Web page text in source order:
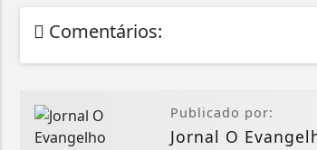
Comentários:
Publicado por:
Jornal O